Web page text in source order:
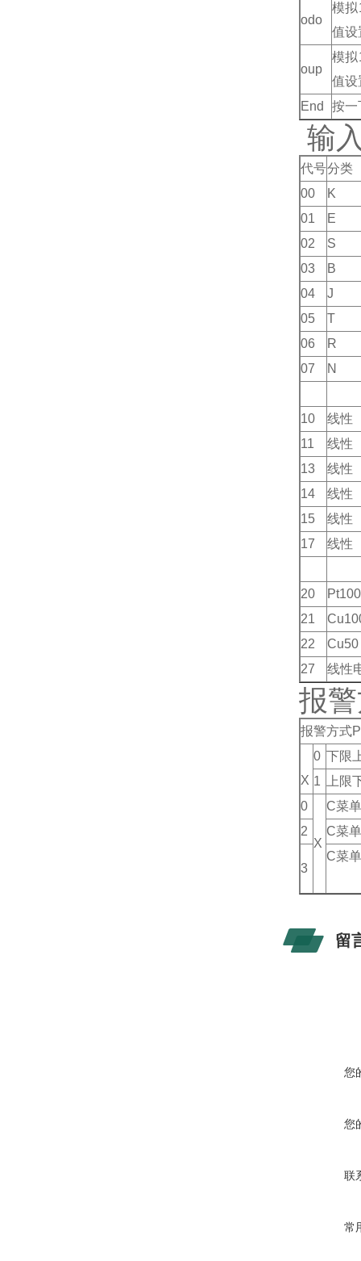
odo
模
值设
oup
模
值设
End
按一
输
代号分类
00
K
01
E
02
S
03
B
04
J
05
T
06
R
07
N
10
线性
11
线性
13
线性
14
线性
15
线性
17
线性
20
Pt100
21
22
Cu50
27
线性
报
报警方式
X
0 下限
1
上限
0
X
C菜
2
C菜
3
C菜
留
您
您
联
常